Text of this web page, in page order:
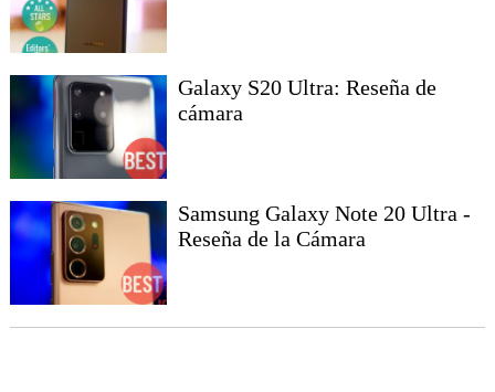
Galaxy S20 Ultra: Reseña de
cámara
Samsung Galaxy Note 20 Ultra -
Reseña de la Cámara